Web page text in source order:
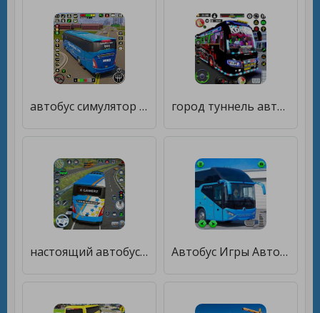
автобус симулятор вождения [Много монет] город туннель автобус вождение [Бесплатные покупки]
настоящий автобус симулятор иг [Много денег] Автобус Игры Автобус Вождение [Мод меню]